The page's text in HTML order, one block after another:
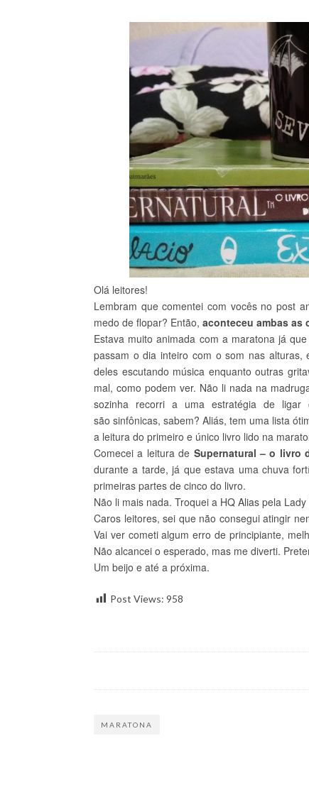
Olá leitores!
Lembram que comentei com vocês no post
medo de flopar? Então, aconteceu ambas as
Estava muito animada com a maratona já
passam o dia inteiro com o som nas
deles escutando música enquanto outras
mal, como podem ver. Não li nada na
sozinha recorri a uma estratégia de
são sinfônicas, sabem? Aliás, tem uma lista
a leitura do primeiro e único livro lido na
Comecei a leitura de Supernatural – o livro
durante a tarde, já que estava uma chuva
primeiras partes de cinco do livro.
Não li mais nada. Troquei a HQ Alias pela
Caros leitores, sei que não consegui atingir
Vai ver cometi algum erro de principiante,
Não alcancei o esperado, mas me diverti.
Um beijo e até a próxima.
Post Views: 958
MARATONA